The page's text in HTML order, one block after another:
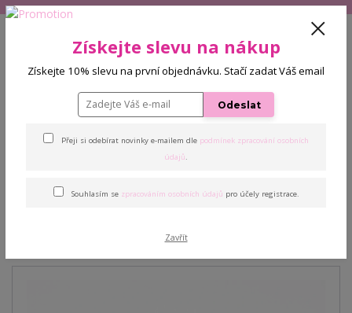
0 Kč
Pomůcky k prodlužování řas Spotřební materiál
Získejte slevu na nákup
Získejte 10% slevu na první objednávku. Stačí zadat Váš email
Odeslat
Přeji si odebírat novinky e-mailem dle podmínek zpracování osobních
údajů.
Souhlasím se zpracováním osobních údajů pro účely registrace.
Zavřít